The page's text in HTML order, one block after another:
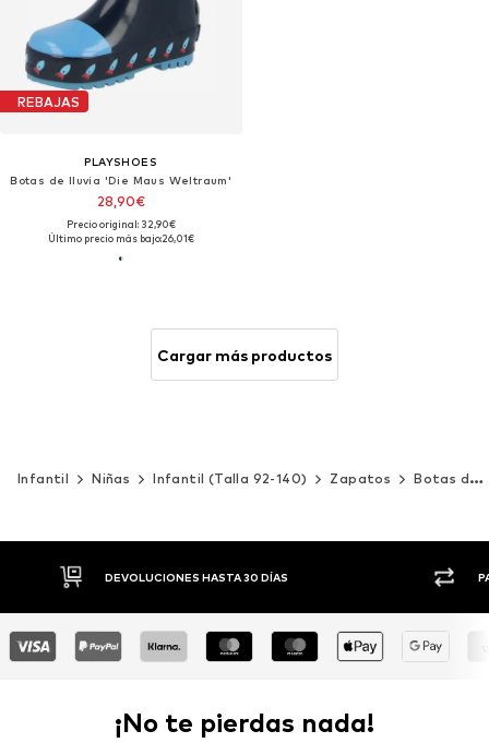
REBAJAS
PLAYSHOES
Botas de lluvia 'Die Maus Weltraum'
28,90€
Precio original: 32,90€
Último precio más bajo:26,01€
Cargar más productos
Infantil Niñas Infantil (Talla 92-140) Zapatos Botas de lluvia
DEVOLUCIONES HASTA 30 DÍAS
¡No te pierdas nada!